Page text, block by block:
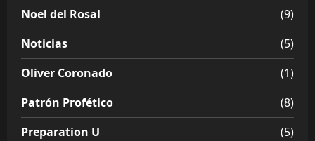
Noel del Rosal
(9)
Noticias
(5)
Oliver Coronado
(1)
Patrón Profético
(8)
Preparation U
(5)